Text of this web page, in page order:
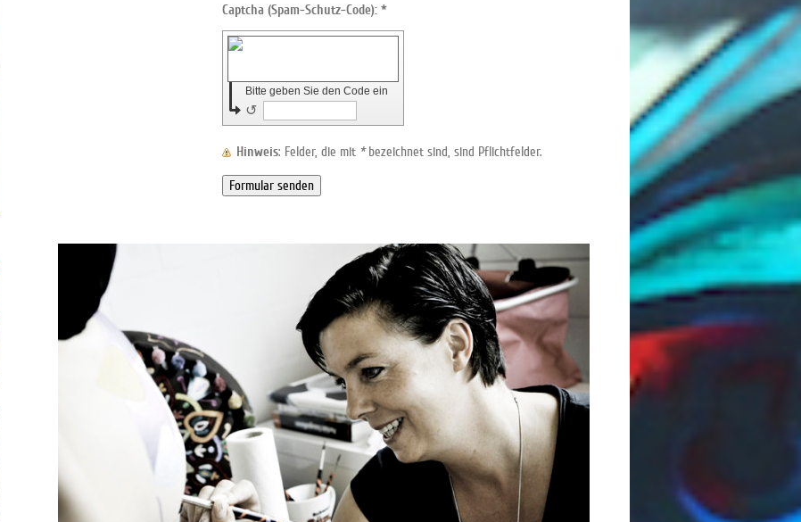
Captcha (Spam-Schutz-Code): *
Bitte geben Sie den Code ein
↺
Hinweis : Felder, die mit *bezeichnet sind, sind Pflichtfelder.